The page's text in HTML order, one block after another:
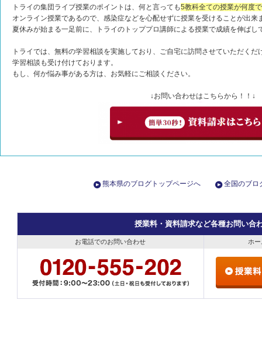
トライの集団ライブ授業のポイントは、何と言っても5教科全ての授業が何度
オンライン授業であるので、感染症などを心配せずに授業を受けることが出来
夏休みが始まる一足前に、トライのトッププロ講師による授業で成績を伸ばし
トライでは、無料の学習相談を実施しており、ご自宅に訪問させていただく
学習相談も受け付けております。
もし、何か悩み事がある方は、お気軽にご相談ください。
↓お問い合わせはこちらから！！↓
熊本県のブログトップページへ 全国のブロ
授業料・資料請求など各種お問い合
お電話でのお問い合わせ ホ